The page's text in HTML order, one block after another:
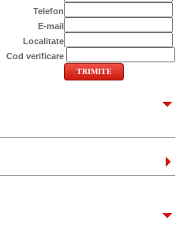
Telefon
E-mail
Localitate
Cod verificare